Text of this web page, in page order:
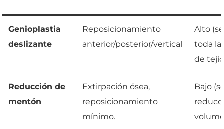
Genioplastia
deslizante
Reposicionamiento
anterior/posterior/vertical
Alto
toda la
de
Reducción de
mentón
Extirpación ósea,
reposicionamiento
mínimo.
Bajo